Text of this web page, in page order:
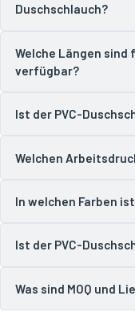
Duschschlauch?
Welche Längen sind
verfügbar?
Ist der PVC-
Welchen
In welchen Farben
Ist der PVC-
Was sind MOQ und